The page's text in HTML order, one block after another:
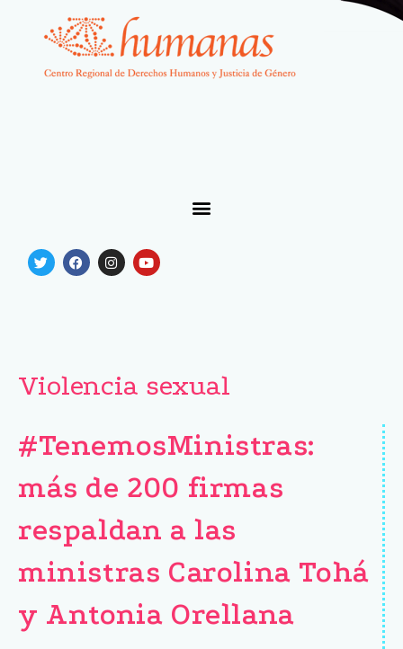
Violencia sexual
#TenemosMinistras:
más de 200 firmas
respaldan a las
ministras Carolina Tohá
y Antonia Orellana